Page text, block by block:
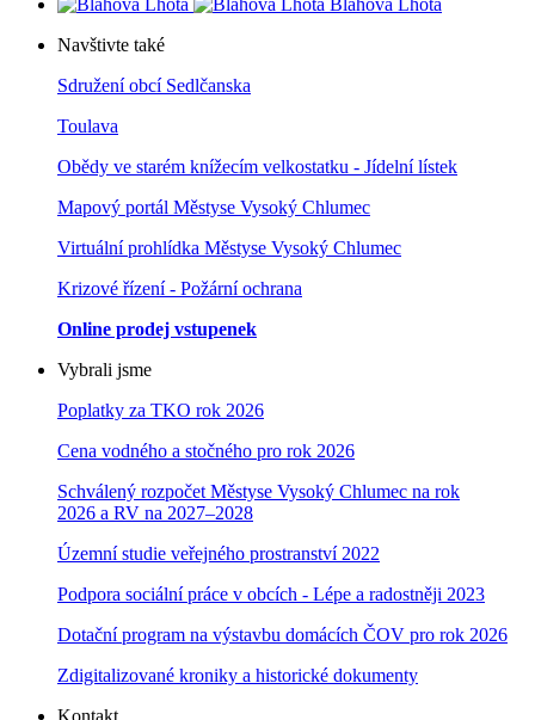
Navštivte také
Sdružení obcí Sedlčanska
Toulava
Obědy ve starém knížecím velkostatku - Jídelní lístek
Mapový portál Městyse Vysoký Chlumec
Virtuální prohlídka Městyse Vysoký Chlumec
Krizové řízení - Požární ochrana
Online prodej vstupenek
Vybrali jsme
Poplatky za TKO rok 2026
Cena vodného a stočného pro rok 2026
Schválený rozpočet Městyse Vysoký Chlumec na rok
2026 a RV na 2027–2028
Územní studie veřejného prostranství 2022
Podpora sociální práce v obcích - Lépe a radostněji 2023
Dotační program na výstavbu domácích ČOV pro rok 2026
Zdigitalizované kroniky a historické dokumenty
Kontakt